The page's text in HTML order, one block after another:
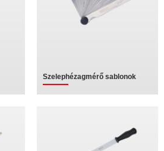
Szelephézagmérő sablonok